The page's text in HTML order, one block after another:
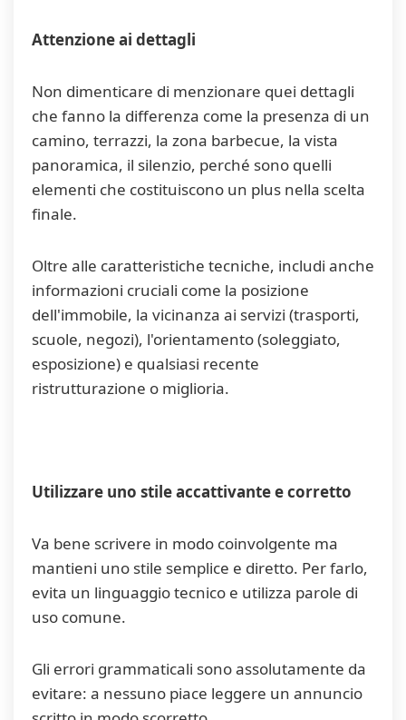
Attenzione ai dettagli
Non dimenticare di menzionare quei dettagli
che fanno la differenza come la presenza di un
camino, terrazzi, la zona barbecue, la vista
panoramica, il silenzio, perché sono quelli
elementi che costituiscono un plus nella scelta
finale.
Oltre alle caratteristiche tecniche, includi anche
informazioni cruciali come la posizione
dell'immobile, la vicinanza ai servizi (trasporti,
scuole, negozi), l'orientamento (soleggiato,
esposizione) e qualsiasi recente
ristrutturazione o miglioria.
Utilizzare uno stile accattivante e corretto
Va bene scrivere in modo coinvolgente ma
mantieni uno stile semplice e diretto. Per farlo,
evita un linguaggio tecnico e utilizza parole di
uso comune.
Gli errori grammaticali sono assolutamente da
evitare: a nessuno piace leggere un annuncio